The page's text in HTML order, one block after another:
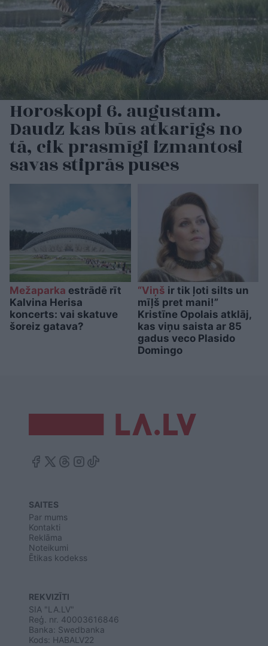
Horoskopi 6. augustam.
Daudz kas būs atkarīgs no
tā, cik prasmīgi izmantosi
savas stiprās puses
Mežaparka estrādē rīt
Kalvina Herisa
koncerts: vai skatuve
šoreiz gatava?
“Viņš ir tik ļoti silts un
mīļš pret mani!”
Kristīne Opolais atklāj,
kas viņu saista ar 85
gadus veco Plasido
Domingo
SAITES
Par mums
Kontakti
Reklāma
Noteikumi
Ētikas kodekss
REKVIZĪTI
SIA "LA.LV"
Reģ. nr. 40003616846
Banka: Swedbanka
Kods: HABALV22